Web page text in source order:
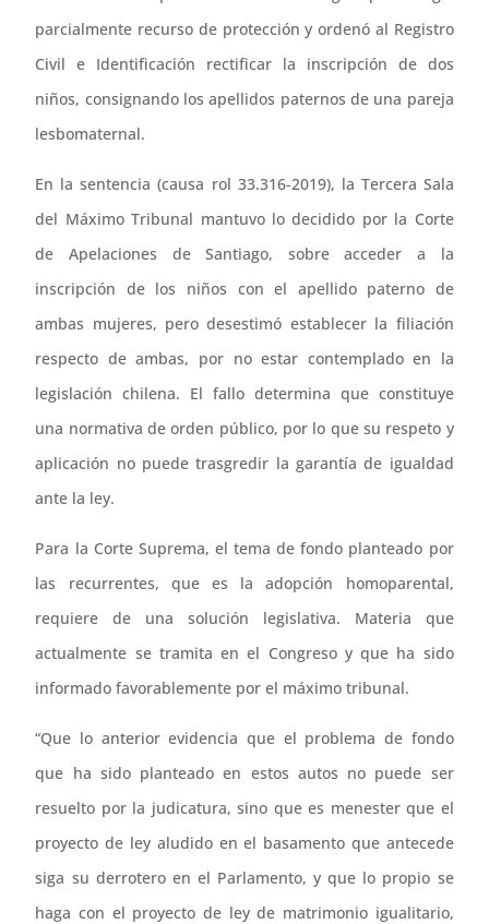
parcialmente recurso de protección y ordenó al Registro
Civil e Identificación rectificar la inscripción de dos
niños, consignando los apellidos paternos de una pareja
lesbomaternal.
En la sentencia (causa rol 33.316-2019), la Tercera Sala
del Máximo Tribunal mantuvo lo decidido por la Corte
de Apelaciones de Santiago, sobre acceder a la
inscripción de los niños con el apellido paterno de
ambas mujeres, pero desestimó establecer la filiación
respecto de ambas, por no estar contemplado en la
legislación chilena. El fallo determina que constituye
una normativa de orden público, por lo que su respeto y
aplicación no puede trasgredir la garantía de igualdad
ante la ley.
Para la Corte Suprema, el tema de fondo planteado por
las recurrentes, que es la adopción homoparental,
requiere de una solución legislativa. Materia que
actualmente se tramita en el Congreso y que ha sido
informado favorablemente por el máximo tribunal.
“Que lo anterior evidencia que el problema de fondo
que ha sido planteado en estos autos no puede ser
resuelto por la judicatura, sino que es menester que el
proyecto de ley aludido en el basamento que antecede
siga su derrotero en el Parlamento, y que lo propio se
haga con el proyecto de ley de matrimonio igualitario,